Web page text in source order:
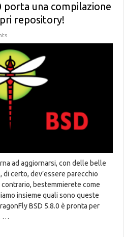
porta una compilazione
repository!
ad aggiornarsi, con delle belle
certo, dev’essere parecchio
bestemmierete come
insieme quali sono queste
BSD 5.8.0 è pronta per
…